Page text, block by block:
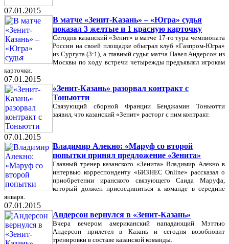
07.01.2015
В матче «Зенит-Казань» – «Югра» судья
показал 3 желтые и 1 красную карточку
Сегодня казанский «Зенит» в матче 17-го тура чемпионата
России на своей площадке обыграл клуб «Газпром-Югра»
из Сургута (3:1), а главный судья матча Павел Андерсон из
Москвы по ходу встречи четырежды предъявлял игрокам
карточки.
07.01.2015
«Зенит-Казань» разорвал контракт с
Тоньютти
Связующий сборной Франции Бенджамин Тоньютти
заявил, что казанский «Зенит» расторг с ним контракт.
07.01.2015
Владимир Алекно: «Маруф со второй
попытки принял предложение «Зенита»
Главный тренер казанского «Зенита» Владимир Алекно в
интервью корреспонденту «БИЗНЕС Online» рассказал о
приобретении иранского связующего Саида Маруфа,
который должен присоединиться к команде в середине
января.
07.01.2015
Андерсон вернулся в «Зенит-Казань»
Вчера вечером американский нападающий Мэттью
Андерсон прилетел в Казань и сегодня возобновит
тренировки в составе казанской команды.